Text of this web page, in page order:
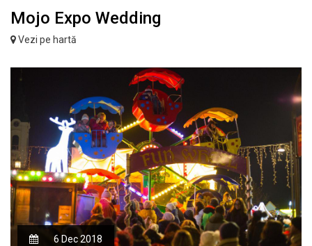
Mojo Expo Wedding
Vezi pe hartă
6 Dec 2018